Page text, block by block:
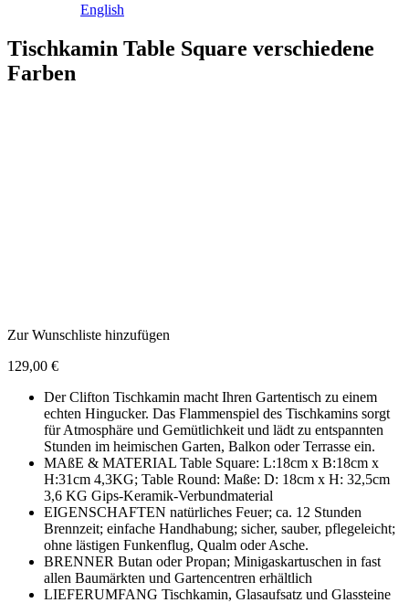
English
Tischkamin Table Square verschiedene
Farben
Zur Wunschliste hinzufügen
129,00 €
Der Clifton Tischkamin macht Ihren Gartentisch zu einem
echten Hingucker. Das Flammenspiel des Tischkamins sorgt
für Atmosphäre und Gemütlichkeit und lädt zu entspannten
Stunden im heimischen Garten, Balkon oder Terrasse ein.
MAßE & MATERIAL Table Square: L:18cm x B:18cm x
H:31cm 4,3KG; Table Round: Maße: D: 18cm x H: 32,5cm
3,6 KG Gips-Keramik-Verbundmaterial
EIGENSCHAFTEN natürliches Feuer; ca. 12 Stunden
Brennzeit; einfache Handhabung; sicher, sauber, pflegeleicht;
ohne lästigen Funkenflug, Qualm oder Asche.
BRENNER Butan oder Propan; Minigaskartuschen in fast
allen Baumärkten und Gartencentren erhältlich
LIEFERUMFANG Tischkamin, Glasaufsatz und Glassteine